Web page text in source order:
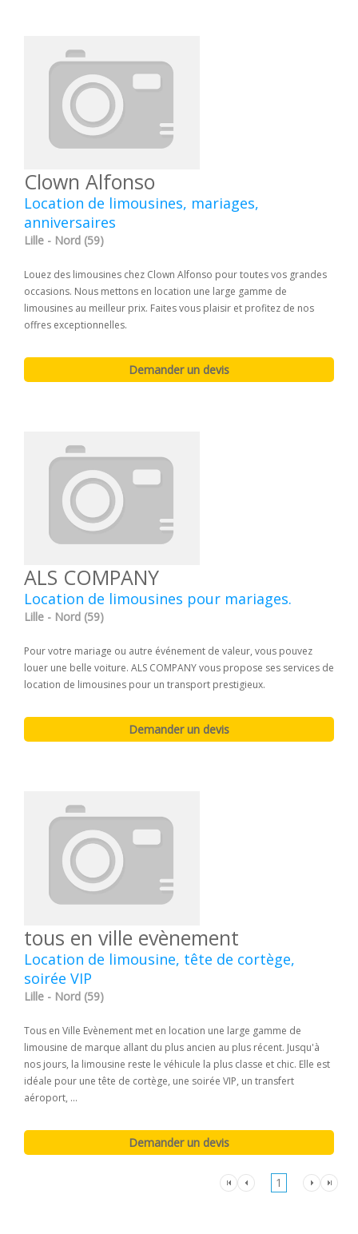
Clown Alfonso
Location de limousines, mariages,
anniversaires
Lille - Nord (59)
Louez des limousines chez Clown Alfonso pour toutes vos grandes
occasions. Nous mettons en location une large gamme de
limousines au meilleur prix. Faites vous plaisir et profitez de nos
offres exceptionnelles.
ALS COMPANY
Location de limousines pour mariages.
Lille - Nord (59)
Pour votre mariage ou autre événement de valeur, vous pouvez
louer une belle voiture. ALS COMPANY vous propose ses services de
location de limousines pour un transport prestigieux.
tous en ville evènement
Location de limousine, tête de cortège,
soirée VIP
Lille - Nord (59)
Tous en Ville Evènement met en location une large gamme de
limousine de marque allant du plus ancien au plus récent. Jusqu'à
nos jours, la limousine reste le véhicule la plus classe et chic. Elle est
idéale pour une tête de cortège, une soirée VIP, un transfert
aéroport, ...
1